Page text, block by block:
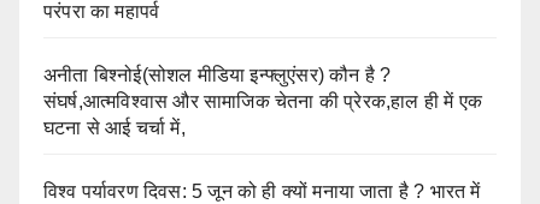
परंपरा का महापर्व
अनीता बिश्नोई(सोशल मीडिया इन्फ्लुएंसर) कौन है ?
संघर्ष,आत्मविश्वास और सामाजिक चेतना की प्रेरक,हाल ही में एक
घटना से आई चर्चा में,
विश्व पर्यावरण दिवस: 5 जून को ही क्यों मनाया जाता है ? भारत में